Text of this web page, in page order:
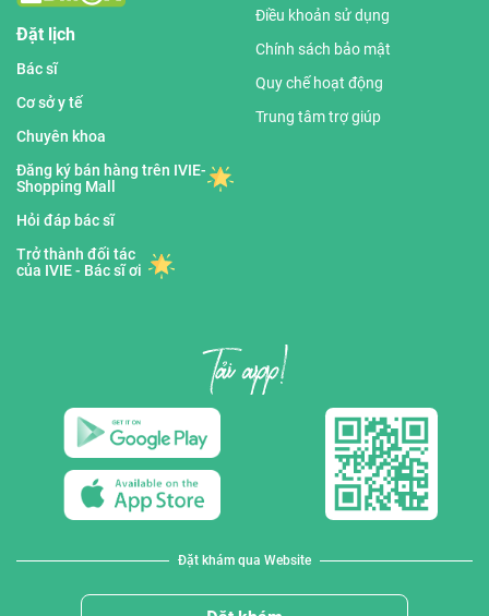
Đặt lịch
Bác sĩ
Cơ sở y tế
Chuyên khoa
Đăng ký bán hàng trên IVIE-
Shopping Mall
Hỏi đáp bác sĩ
Trở thành đối tác
của IVIE - Bác sĩ ơi
Điều khoản sử dụng
Chính sách bảo mật
Quy chế hoạt động
Trung tâm trợ giúp
Đặt khám qua Website